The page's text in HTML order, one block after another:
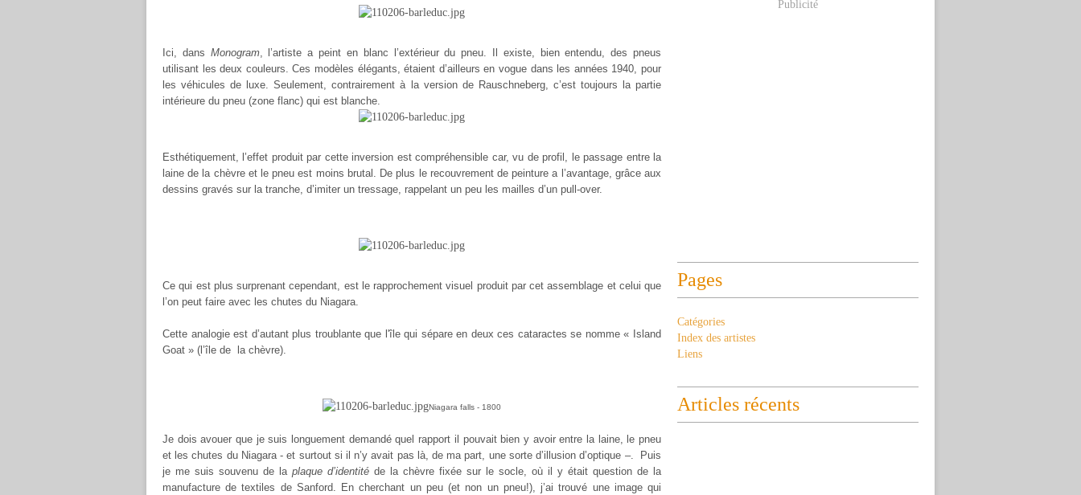
Ici, dans Monogram, l’artiste a peint en blanc l’extérieur du pneu. Il existe, bien entendu, des pneus
utilisant les deux couleurs. Ces modèles élégants, étaient d’ailleurs en vogue dans les années 1940, pour
les véhicules de luxe. Seulement, contrairement à la version de Rauschneberg, c’est toujours la partie
intérieure du pneu (zone flanc) qui est blanche.
Esthétiquement, l’effet produit par cette inversion est compréhensible car, vu de profil, le passage entre la
laine de la chèvre et le pneu est moins brutal. De plus le recouvrement de peinture a l’avantage, grâce aux
dessins gravés sur la tranche, d’imiter un tressage, rappelant un peu les mailles d’un pull-over.
Ce qui est plus surprenant cependant, est le rapprochement visuel produit par cet assemblage et celui que
l’on peut faire avec les chutes du Niagara.
Cette analogie est d’autant plus troublante que l'île qui sépare en deux ces cataractes se nomme « Island
Goat » (l’île de
la chèvre).
Niagara falls - 1800
Je dois avouer que je suis longuement demandé quel rapport il pouvait bien y avoir entre la laine, le pneu
et les chutes du Niagara - et surtout si il n’y avait pas là, de ma part, une sorte d’illusion d’optique –.
Puis
je me suis souvenu de la plaque d’identité de la chèvre fixée sur le socle, où il y était question de la
manufacture de textiles de Sanford. En cherchant un peu (et non un pneu!), j’ai trouvé une image qui
Publicité
Pages
Catégories
Index des artistes
Liens
Articles récents